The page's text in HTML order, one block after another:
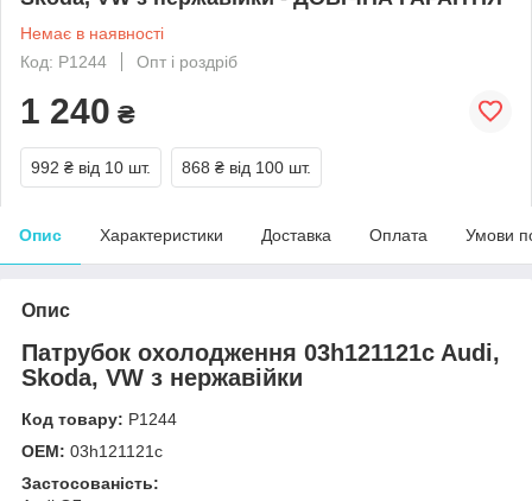
Немає в наявності
Код: Р1244
Опт і роздріб
1 240 ₴
992 ₴ від 10 шт. 868 ₴ від 100 шт.
Опис Характеристики Доставка Оплата Умови
Опис
Патрубок охолодження 03h121121c Audi,
Skoda, VW з нержавійки
Код товару: Р1244
OEM: 03h121121c
Застосованість: